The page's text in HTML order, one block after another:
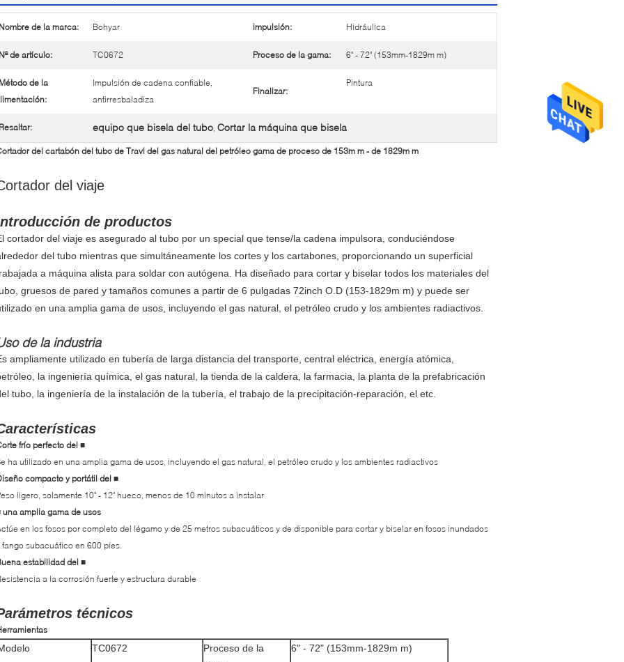
de la marca: Bohyar impulsión: Hidráulica
de artículo: TC0672 Proceso de la gama: 6" - 72" (153mm-1829m m)
de la
Impulsión de cadena confiable,
antirresbaladiza
Finalizar:
Pintura
equipo que bisela del tubo, Cortar la máquina que bisela
del cartabón del tubo de Travl del gas natural del petróleo gama de proceso de 153m m - de 1829m m
del viaje
de productos
cortador del viaje es asegurado al tubo por un special que tense/la cadena impulsora, conduciéndose
del tubo mientras que simultáneamente los cortes y los cartabones, proporcionando un superficial
a máquina alista para soldar con autógena. Ha diseñado para cortar y biselar todos los materiales del
gruesos de pared y tamaños comunes a partir de 6 pulgadas 72inch O.D (153-1829m m) y puede ser
en una amplia gama de usos, incluyendo el gas natural, el petróleo crudo y los ambientes radiactivos.
de la industria
ampliamente utilizado en tubería de larga distancia del transporte, central eléctrica, energía atómica,
la ingeniería química, el gas natural, la tienda de la caldera, la farmacia, la planta de la prefabricación
tubo, la ingeniería de la instalación de la tubería, el trabajo de la precipitación-reparación, el etc.
frío perfecto del ■
ha utilizado en una amplia gama de usos, incluyendo el gas natural, el petróleo crudo y los ambientes radiactivos
compacto y portátil del ■
ligero, solamente 10" - 12" hueco, menos de 10 minutos a instalar
una amplia gama de usos
en los fosos por completo del légamo y de 25 metros subacuáticos y de disponible para cortar y biselar en fosos inundados
fango subacuático en 600 pies.
estabilidad del ■
a la corrosión fuerte y estructura durable
técnicos
TC0672
Proceso de la
6" - 72" (153mm-1829m m)